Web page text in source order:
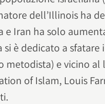
dell’Illinois ha
e Iran ha solo
si è dedicato a
metodista) e vicino
of Islam, Louis